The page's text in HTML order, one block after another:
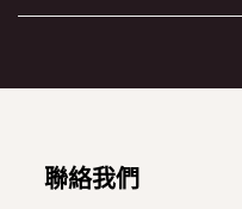
聯絡我們